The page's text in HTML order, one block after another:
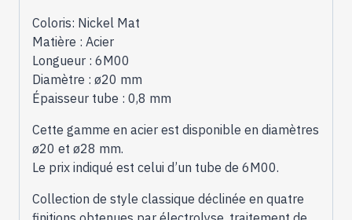
Coloris: Nickel Mat
Matière : Acier
Longueur : 6M00
Diamètre : ø20 mm
Épaisseur tube : 0,8 mm
Cette gamme en acier est disponible en diamètres
ø20 et ø28 mm.
Le prix indiqué est celui d’un tube de 6M00.
Collection de style classique déclinée en quatre